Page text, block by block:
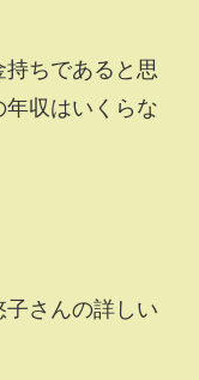
ちであると思
収はいくらな
さんの詳しい